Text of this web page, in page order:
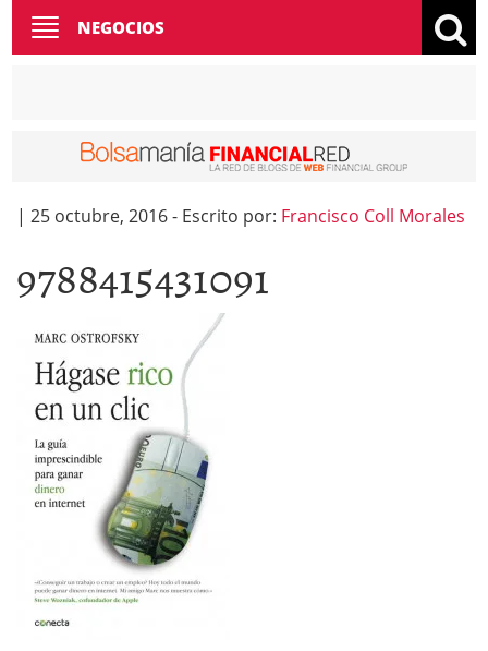
Toggle
navigation
NEGOCIOS
| 25 octubre, 2016- Escrito por: Francisco Coll Morales
9788415431091